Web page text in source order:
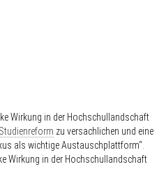
Wirkung in der Hochschullandschaft
zu versachlichen und eine
als wichtige Austauschplattform“.
Wirkung in der Hochschullandschaft